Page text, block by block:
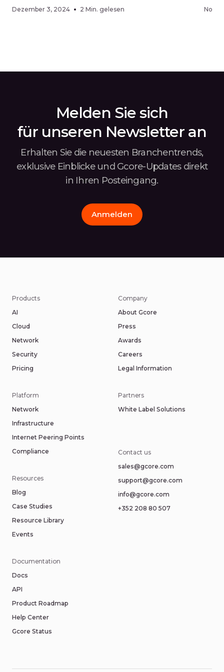
Kontrolle über Ihre Infrastruktur erhalten.
Dezember 3, 2024 2 Min. gelesen
Melden Sie sich
für unseren Newsletter an
Erhalten Sie die neuesten Branchentrends,
exklusive Einblicke und Gcore-Updates direkt
in Ihren Posteingang.
Anmelden
Products
AI
Cloud
Network
Security
Pricing
Resources
Blog
Case Studies
Resource Library
Events
Platform
Network
Infrastructure
Internet Peering Points
Compliance
Company
About Gcore
Press
Awards
Careers
Legal Information
Contact us
sales@gcore.com
support@gcore.com
info@gcore.com
+352 208 80 507
Documentation
Docs
API
Product Roadmap
Help Center
Gcore Status
Partners
White Label Solutions